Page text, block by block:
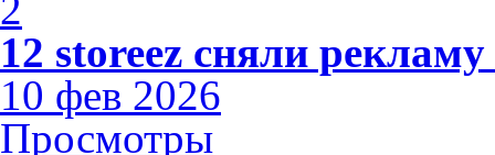
12 storeez сняли
10 фев 2026
Просмотры